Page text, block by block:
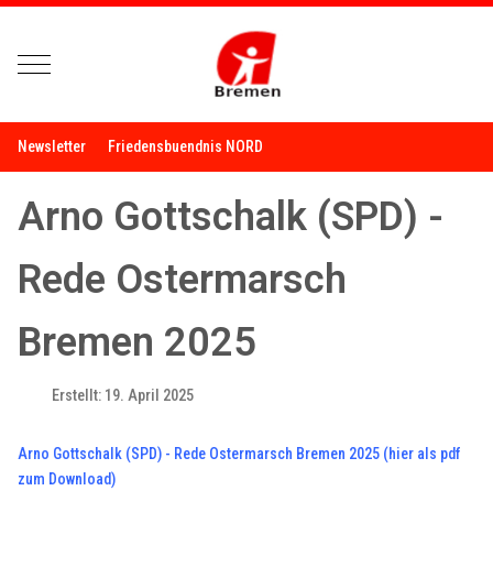
Mobile Menu Toggle
Newsletter Friedensbuendnis NORD
Arno Gottschalk (SPD) -
Rede Ostermarsch
Bremen 2025
Erstellt: 19. April 2025
Arno Gottschalk (SPD) - Rede Ostermarsch Bremen 2025 (hier als pdf
zum Download)